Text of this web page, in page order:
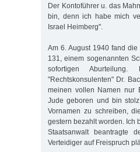
Der Kontoführer u. das
bin, denn ich habe mich
Israel Heimberg".
Am 6. August 1940 fand
131, einem sogenannten
sofortigen
"Rechtskonsulenten" Dr.
meinen vollen Namen nur
Jude geboren und bin
Vornamen zu schreiben,
gestern bezahlt worden. Ich
Staatsanwalt beantragte
Verteidiger auf Freispruch